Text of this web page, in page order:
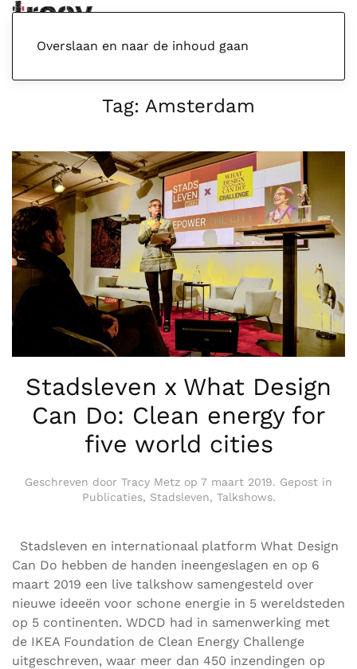
Overslaan en naar de inhoud gaan
Tag: Amsterdam
Stadsleven x What Design
Can Do: Clean energy for
five world cities
Geschreven door Tracy Metz op 7 maart 2019. Gepost in
Publicaties, Stadsleven, Talkshows.
Stadsleven en internationaal platform What Design
Can Do hebben de handen ineengeslagen en op 6
maart 2019 een live talkshow samengesteld over
nieuwe ideeën voor schone energie in 5 wereldsteden
op 5 continenten. WDCD had in samenwerking met
de IKEA Foundation de Clean Energy Challenge
uitgeschreven, waar meer dan 450 inzendingen op